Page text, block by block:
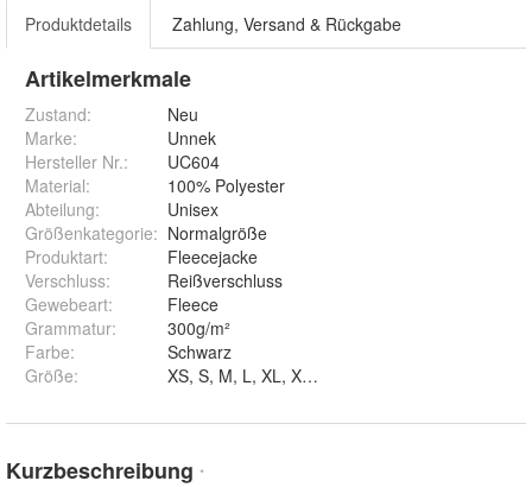
Produktdetails Zahlung, Versand & Rückgabe
Artikelmerkmale
Zustand:
Neu
Marke:
Unnek
Hersteller Nr.:
UC604
Material:
100% Polyester
Abteilung:
Unisex
Größenkategorie: Normalgröße
Produktart:
Fleecejacke
Verschluss:
Reißverschluss
Gewebeart:
Fleece
Grammatur:
300g/m²
Farbe:
Schwarz
Größe:
Kurzbeschreibung *